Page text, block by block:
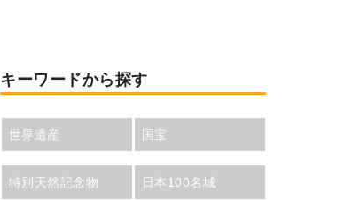
キーワードから探す
世界遺産 国宝
特別天然記念物 日本100名城